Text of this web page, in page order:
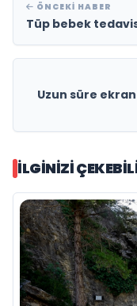
ÖNCEKI HABER
Tüp bebek
Uzun süre
İLGINIZI